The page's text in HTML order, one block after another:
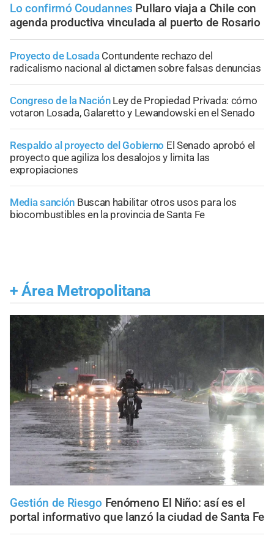
Lo confirmó Coudannes Pullaro viaja a Chile con
agenda productiva vinculada al puerto de Rosario
Proyecto de Losada Contundente rechazo del
radicalismo nacional al dictamen sobre falsas denuncias
Congreso de la Nación Ley de Propiedad Privada: cómo
votaron Losada, Galaretto y Lewandowski en el Senado
Respaldo al proyecto del Gobierno El Senado aprobó el
proyecto que agiliza los desalojos y limita las
expropiaciones
Media sanción Buscan habilitar otros usos para los
biocombustibles en la provincia de Santa Fe
+ Área Metropolitana
Gestión de Riesgo Fenómeno El Niño: así es el
portal informativo que lanzó la ciudad de Santa Fe